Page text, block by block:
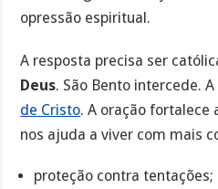
opressão espiritual.
A resposta precisa ser
Deus. São Bento intercede.
de Cristo. A oração fortalece
nos ajuda a viver com mais
proteção contra tentações;